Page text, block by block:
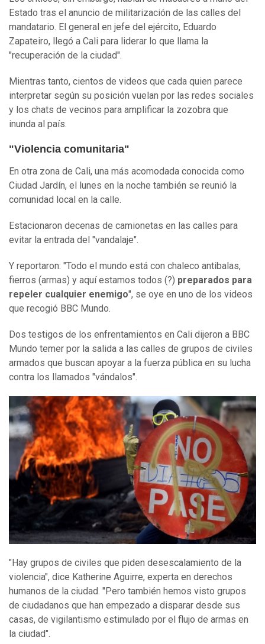
Estado tras el anuncio de militarización de las calles del
mandatario. El general en jefe del ejército, Eduardo
Zapateiro, llegó a Cali para liderar lo que llama la
"recuperación de la ciudad".
Mientras tanto, cientos de videos que cada quien parece
interpretar según su posición vuelan por las redes sociales
y los chats de vecinos para amplificar la zozobra que
inunda al país.
"Violencia comunitaria"
En otra zona de Cali, una más acomodada conocida como
Ciudad Jardín, el lunes en la noche también se reunió la
comunidad local en la calle.
Estacionaron decenas de camionetas en las calles para
evitar la entrada del "vandalaje".
Y reportaron: "Todo el mundo está con chaleco antibalas,
fierros (armas) y aquí estamos todos (?) preparados para
repeler cualquier enemigo", se oye en uno de los videos
que recogió BBC Mundo.
Dos testigos de los enfrentamientos en Cali dijeron a BBC
Mundo temer por la salida a las calles de grupos de civiles
armados que buscan apoyar a la fuerza pública en su lucha
contra los llamados "vándalos".
"Hay grupos de civiles que piden desescalamiento de la
violencia", dice Katherine Aguirre, experta en derechos
humanos de la ciudad. "Pero también hemos visto grupos
de ciudadanos que han empezado a disparar desde sus
casas, de vigilantismo estimulado por el flujo de armas en
la ciudad".